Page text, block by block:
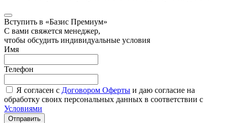
Вступить в «Базис Премиум»
С вами свяжется менеджер,
чтобы обсудить индивидуальные условия
Имя
Телефон
Я согласен с Договором Оферты и даю согласие на
обработку своих персональных данных в соответствии с
Условиями
Отправить